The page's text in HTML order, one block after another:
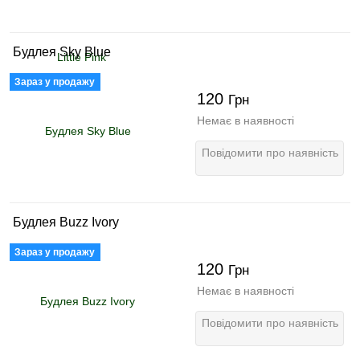
Будлея Sky Blue
Зараз у продажу
120 Грн
Немає в наявності
Повідомити про наявність
Будлея Buzz Ivory
Зараз у продажу
120 Грн
Немає в наявності
Повідомити про наявність